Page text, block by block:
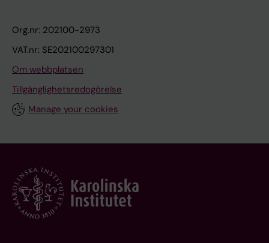
Org.nr: 202100-2973
VAT.nr: SE202100297301
Om webbplatsen
Tillgänglighetsredogörelse
Manage your cookies